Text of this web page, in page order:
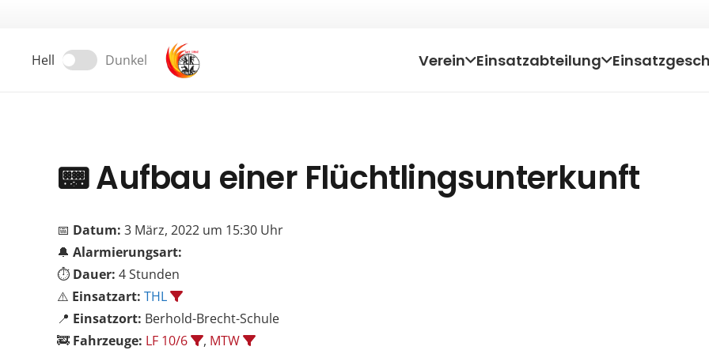
Hell Dunkel Verein Einsatzabteilung
📟Aufbau einer Flüchtlingsunterkunft
📅 Datum: 3 März, 2022 um 15:30 Uhr
🔔 Alarmierungsart:
⏱️ Dauer: 4 Stunden
⚠️ Einsatzart: THL
📍 Einsatzort: Berhold-Brecht-Schule
🚒 Fahrzeuge: LF 10/6 , MTW